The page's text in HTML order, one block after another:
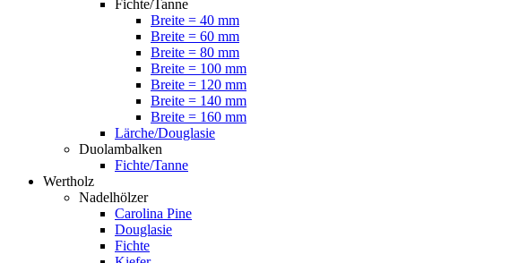
Fichte/Tanne
Breite = 40 mm
Breite = 60 mm
Breite = 80 mm
Breite = 100 mm
Breite = 120 mm
Breite = 140 mm
Breite = 160 mm
Lärche/Douglasie
Duolambalken
Fichte/Tanne
Wertholz
Nadelhölzer
Carolina Pine
Douglasie
Fichte